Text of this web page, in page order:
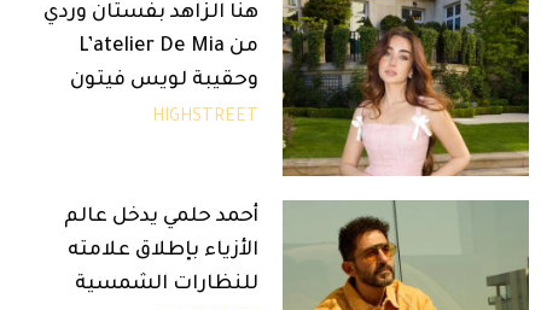
هنا الزاهد بفستان وردي
من L’atelier De Mia
وحقيبة لويس فيتون
HIGHSTREET
أحمد حلمي يدخل عالم
الأزياء بإطلاق علامته
للنظارات الشمسية